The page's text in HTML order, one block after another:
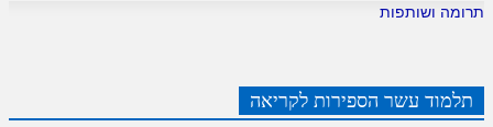
תרומה ושותפות
תלמוד עשר הספירות לקריאה